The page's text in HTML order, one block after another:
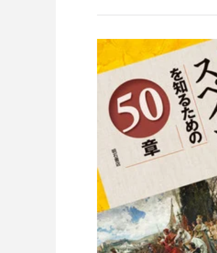
析した本書は、どうしても歴
文化的視点に偏りがちな日本
統計的手法という社会科学的
み、短期的にもさまざまな事
ラブ社会だが、民意の変化の
て、短期的側面だけではなく
から考えた現代アラブ社会論